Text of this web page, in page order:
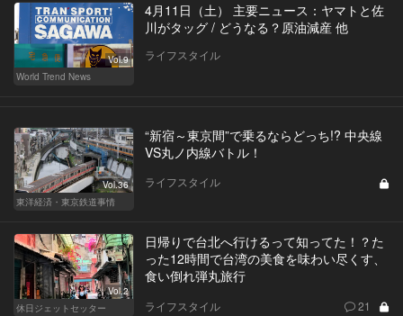
Vol.9
World Trend News
4月11日（土） 主要ニュース：ヤマトと佐
川がタッグ / どうなる？原油減産 他
ライフスタイル
Vol.36
東洋経済・東京鉄道事情
“新宿～東京間”で乗るならどっち!? 中央線
VS丸ノ内線バトル！
ライフスタイル
Vol.2
休日ジェットセッター
日帰りで台北へ行けるって知ってた！？た
った12時間で台湾の美食を味わい尽くす、
食い倒れ弾丸旅行
ライフスタイル 21